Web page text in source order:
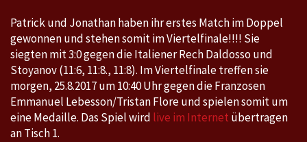
Czech
Open,
Olomouc,
CZE
Aug
22
-
Patrick und Jonathan haben ihr erstes Match im Doppel
gewonnen und stehen somit im Viertelfinale!!!! Sie
siegten mit 3:0 gegen die Italiener Rech Daldosso und
Stoyanov (11:6, 11:8., 11:8). Im Viertelfinale treffen sie
morgen, 25.8.2017 um 10:40 Uhr gegen die Franzosen
Emmanuel Lebesson/Tristan Flore und spielen somit um
eine Medaille. Das Spiel wird live im Internet übertragen
an Tisch 1.